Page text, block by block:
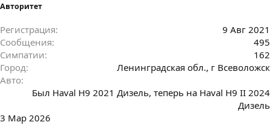
Авторитет
Регистрация
9 Авг 2021
Сообщения
495
Симпатии
162
Город
Ленинградская обл., г Всеволожск
Авто
Был Haval H9 2021 Дизель, теперь на Haval H9 II 2024
Дизель
3 Мар 2026